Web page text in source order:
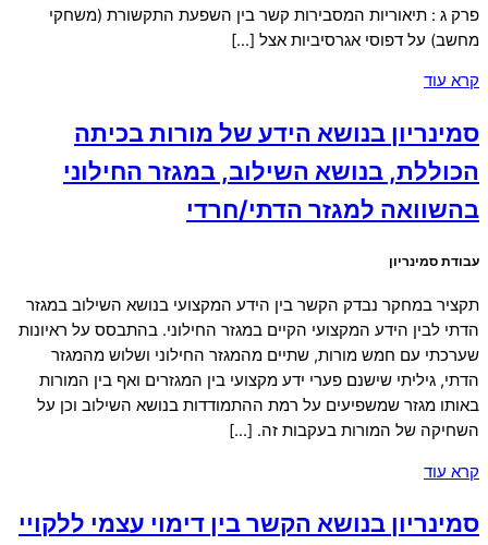
פרק ג : תיאוריות המסבירות קשר בין השפעת התקשורת (משחקי
מחשב) על דפוסי אגרסיביות אצל […]
קרא עוד
סמינריון בנושא הידע של מורות בכיתה
הכוללת, בנושא השילוב, במגזר החילוני
בהשוואה למגזר הדתי/חרדי
עבודת סמינריון
תקציר במחקר נבדק הקשר בין הידע המקצועי בנושא השילוב במגזר
הדתי לבין הידע המקצועי הקיים במגזר החילוני. בהתבסס על ראיונות
שערכתי עם חמש מורות, שתיים מהמגזר החילוני ושלוש מהמגזר
הדתי, גיליתי שישנם פערי ידע מקצועי בין המגזרים ואף בין המורות
באותו מגזר שמשפיעים על רמת ההתמודדות בנושא השילוב וכן על
השחיקה של המורות בעקבות זה. […]
קרא עוד
סמינריון בנושא הקשר בין דימוי עצמי ללקויי